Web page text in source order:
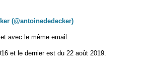
(@antoinededecker)
avec le même email.
et le dernier est du 22 août 2019.